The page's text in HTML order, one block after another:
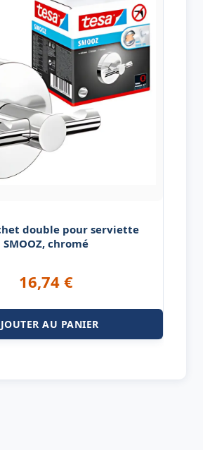
double pour serviette
SMOOZ, chromé
16,74 €
AU PANIER